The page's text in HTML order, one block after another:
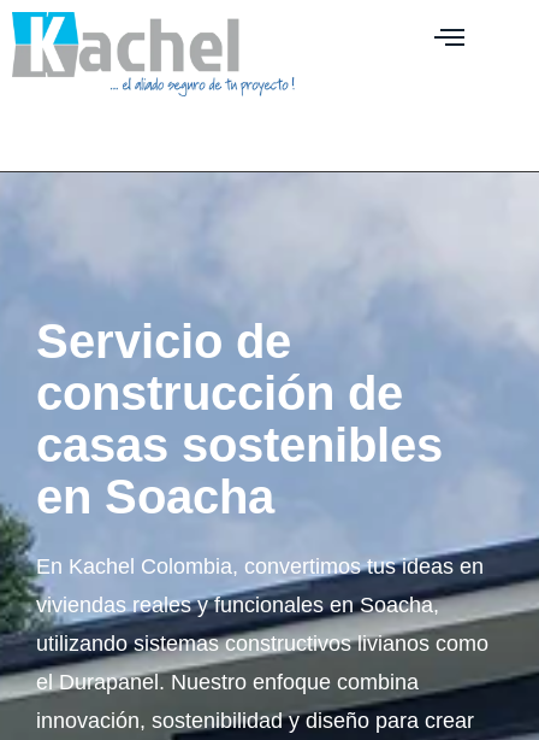
Servicio de
construcción de
casas sostenibles
en Soacha
En Kachel Colombia, convertimos tus ideas en
viviendas reales y funcionales en Soacha,
utilizando sistemas constructivos livianos como
el Durapanel. Nuestro enfoque combina
innovación, sostenibilidad y diseño para crear